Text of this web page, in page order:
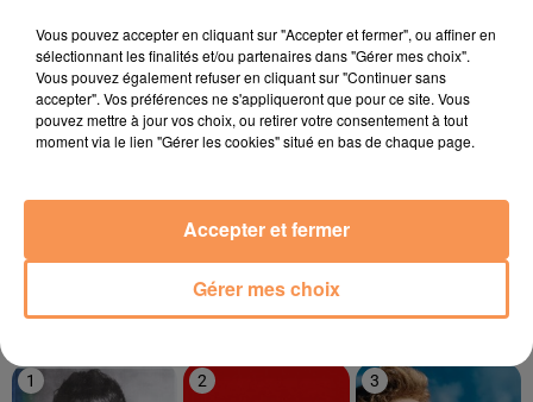
11h28
11h28 11h25
11h25
Bayahibe
11h19
11h19
LE TOP
1 2 3
Vous pouvez accepter en cliquant sur "Accepter et fermer", ou affiner en
sélectionnant les finalités et/ou partenaires dans "Gérer mes choix".
Vous pouvez également refuser en cliquant sur "Continuer sans
accepter". Vos préférences ne s'appliqueront que pour ce site. Vous
pouvez mettre à jour vos choix, ou retirer votre consentement à tout
moment via le lien "Gérer les cookies" situé en bas de chaque page.
Gérer mes choix
Accepter et fermer